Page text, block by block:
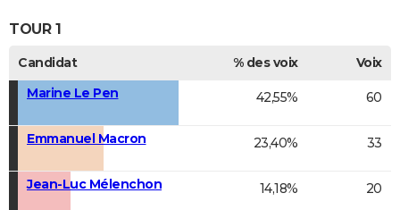
TOUR 1
Candidat % des voix
Voix
Marine Le Pen
42,55% 60
Emmanuel Macron 23,40% 33
Jean-Luc Mélenchon 14,18% 20